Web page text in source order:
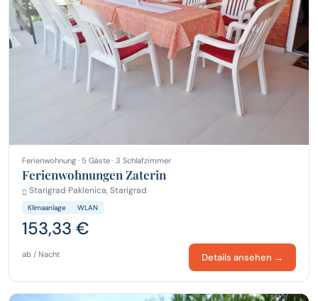
Ferienwohnung · 5 Gäste · 3 Schlafzimmer
Ferienwohnungen Zaterin
Starigrad Paklenica, Starigrad
Klimaanlage WLAN
153,33 €
ab / Nacht Details ansehen →